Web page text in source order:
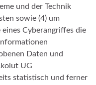
und der Technik
sowie (4) um
Cyberangriffes die
Daten und
UG
statistisch und ferner